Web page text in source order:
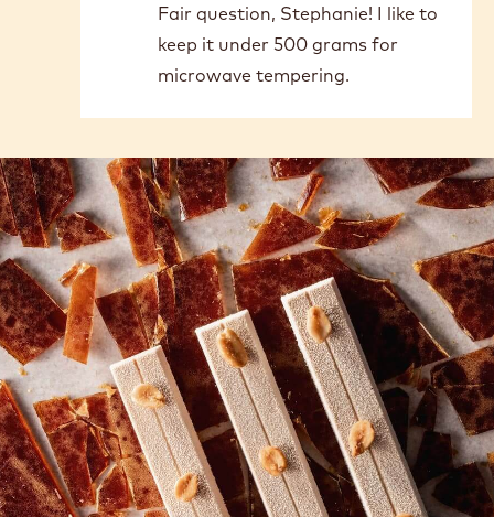
reply
to
Thank
so
for
the…
by
STEPHANIE
FREE
Fair question, Stephanie! I like to
keep it under 500 grams for
microwave tempering.